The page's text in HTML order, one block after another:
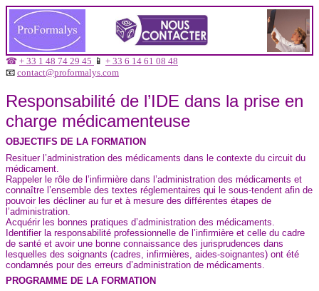
☎ + 33 1 48 74 29 45 📱 + 33 6 14 61 08 48
📧 contact@proformalys.com
Responsabilité de l’IDE dans la prise en
charge médicamenteuse
OBJECTIFS DE LA FORMATION
Resituer l’administration des médicaments dans le contexte du circuit du
médicament.
Rappeler le rôle de l’infirmière dans l’administration des médicaments et
connaître l’ensemble des textes réglementaires qui le sous-tendent afin de
pouvoir les décliner au fur et à mesure des différentes étapes de
l’administration.
Acquérir les bonnes pratiques d’administration des médicaments.
Identifier la responsabilité professionnelle de l’infirmière et celle du cadre
de santé et avoir une bonne connaissance des jurisprudences dans
lesquelles des soignants (cadres, infirmières, aides-soignantes) ont été
condamnés pour des erreurs d’administration de médicaments.
PROGRAMME DE LA FORMATION